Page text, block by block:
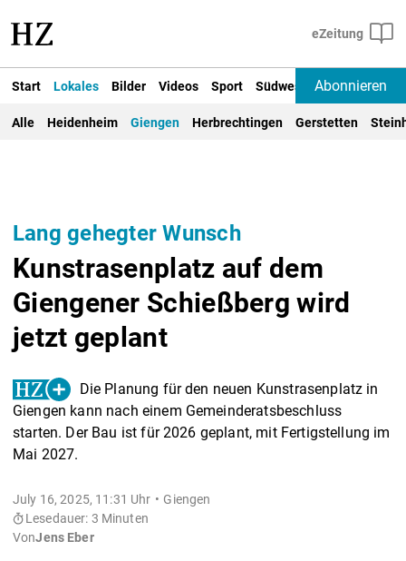
Start Lokales Bilder Videos Sport Südwest Deutschland
Abonnieren
Alle Heidenheim Giengen Herbrechtingen Gerstetten
Lang gehegter Wunsch
Kunstrasenplatz auf dem
Giengener Schießberg wird
jetzt geplant
Die Planung für den neuen Kunstrasenplatz in
Giengen kann nach einem Gemeinderatsbeschluss
starten. Der Bau ist für 2026 geplant, mit Fertigstellung im
Mai 2027.
July 16, 2025, 11:31 Uhr
Giengen
Lesedauer: 3 Minuten
VonJens Eber